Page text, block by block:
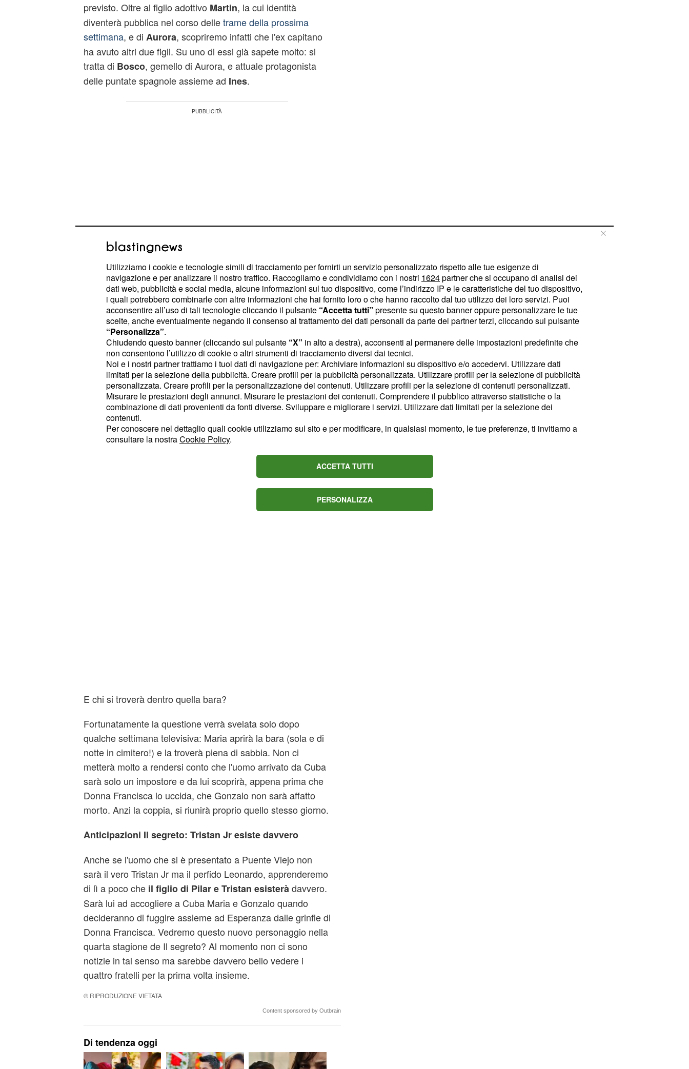
previsto. Oltre al figlio adottivo Martin, la cui identità
diventerà pubblica nel corso delletrame della prossima
settimana, e di Aurora, scopriremo infatti che l'ex capitano
ha avuto altri due figli. Su uno di essi già sapete molto: si
tratta di Bosco, gemello di Aurora, e attuale protagonista
delle puntate spagnole assieme ad Ines.
Ma è sull'altro figlio di Tristan che vogliamo concentrarci
anche perché sarà portatore di incredibili notizie.
Anticipazioni Il segreto: Tristan Jr tornerà a Puente
Viejo ma sarà proprio lui?
Dopo la nascita diEsperanza, Maria e Gonzalo si
sposeranno e saranno felici anche se solo per un breve
periodo. Arriverà infatti una lettera da Cuba da parte di una
certaPilar, una donna conosciuta da Tristan molto prima di
Pepa, che chiederà aiuto al sacerdote parlandogli di un suo
fratello. A quel punto Gonzalo partirà per la lontana isola ma
! Ma sarà davvero lui il fratello di Aurora e
E chi si troverà dentro quella bara?
Fortunatamente la questione verrà svelata solo dopo
qualche settimana televisiva: Maria aprirà la bara (sola e di
notte in cimitero!) e la troverà piena di sabbia. Non ci
metterà molto a rendersi conto che l'uomo arrivato da Cuba
sarà solo un impostore e da lui scoprirà, appena prima che
Donna Francisca lo uccida, che Gonzalo non sarà affatto
morto. Anzi la coppia, si riunirà proprio quello stesso giorno.
Anticipazioni Il segreto: Tristan Jr esiste davvero
Anche se l'uomo che si è presentato a Puente Viejo non
sarà il vero Tristan Jr ma il perfido Leonardo, apprenderemo
di lì a poco cheil figlio di Pilar e Tristan esisterà davvero.
Sarà lui ad accogliere a Cuba Maria e Gonzalo quando
decideranno di fuggire assieme ad Esperanza dalle grinfie di
Donna Francisca. Vedremo questo nuovo personaggio nella
quarta stagione de Il segreto? Al momento non ci sono
notizie in tal senso ma sarebbe davvero bello vedere i
quattro fratelli per la prima volta insieme.
© RIPRODUZIONE VIETATA
Content sponsored by Outbrain
Di tendenza oggi
Utilizziamo i cookie e tecnologie simili di tracciamento per fornirti un servizio personalizzato rispetto alle tue esigenze di
navigazione e per analizzare il nostro traffico. Raccogliamo e condividiamo con i nostri 1624partner che si occupano di analisi dei
dati web, pubblicità e social media, alcune informazioni sul tuo dispositivo, come l’indirizzo IP e le caratteristiche del tuo dispositivo,
i quali potrebbero combinarle con altre informazioni che hai fornito loro o che hanno raccolto dal tuo utilizzo dei loro servizi. Puoi
acconsentire all’uso di tali tecnologie cliccando il pulsante “Accetta tutti” presente su questo banner oppure personalizzare le tue
scelte, anche eventualmente negando il consenso al trattamento dei dati personali da parte dei partner terzi, cliccando sul pulsante
“Personalizza”.
Chiudendo questo banner (cliccando sul pulsante “X” in alto a destra), acconsenti al permanere delle impostazioni predefinite che
non consentono l’utilizzo di cookie o altri strumenti di tracciamento diversi dai tecnici.
Noi e i nostri partner trattiamo i tuoi dati di navigazione per: Archiviare informazioni su dispositivo e/o accedervi. Utilizzare dati
limitati per la selezione della pubblicità. Creare profili per la pubblicità personalizzata. Utilizzare profili per la selezione di pubblicità
personalizzata. Creare profili per la personalizzazione dei contenuti. Utilizzare profili per la selezione di contenuti personalizzati.
Misurare le prestazioni degli annunci. Misurare le prestazioni dei contenuti. Comprendere il pubblico attraverso statistiche o la
combinazione di dati provenienti da fonti diverse. Sviluppare e migliorare i servizi. Utilizzare dati limitati per la selezione dei
contenuti.
Per conoscere nel dettaglio quali cookie utilizziamo sul sito e per modificare, in qualsiasi momento, le tue preferenze, ti invitiamo a
consultare la nostraCookie Policy.
ACCETTA TUTTI
PERSONALIZZA